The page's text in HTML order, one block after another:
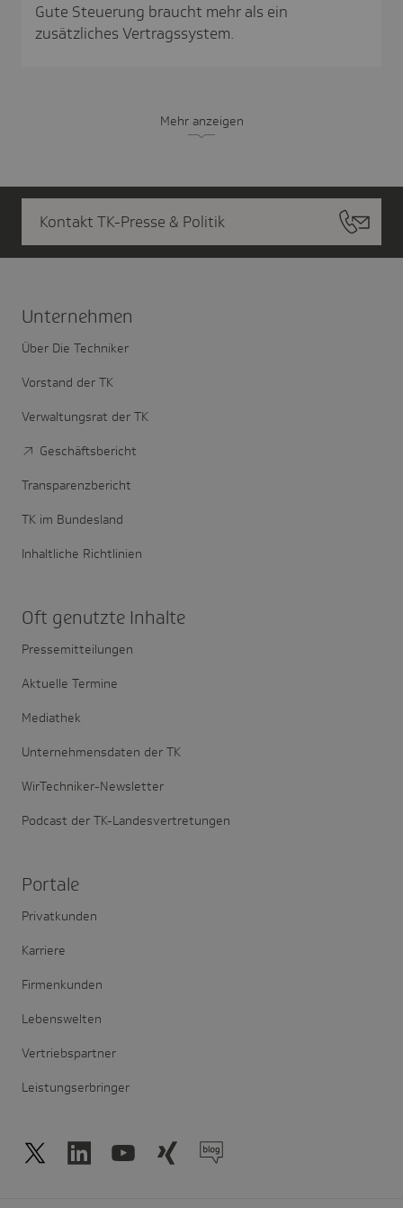
Gute Steuerung braucht mehr als ein
zusätzliches Vertragssystem.
Mehr anzeigen
Kontakt TK-Presse & Politik
Unter­nehmen
Über Die Techniker
Vorstand der TK
Verwaltungsrat der TK
Geschäftsbericht
Transparenzbericht
TK im Bundesland
Inhaltliche Richtlinien
Oft genutzte Inhalte
Pressemitteilungen
Aktuelle Termine
Mediathek
Unternehmensdaten der TK
WirTechniker-Newsletter
Podcast der TK-Landesvertretungen
Portale
Privatkunden
Karriere
Firmenkunden
Lebenswelten
Vertriebspartner
Leistungserbringer